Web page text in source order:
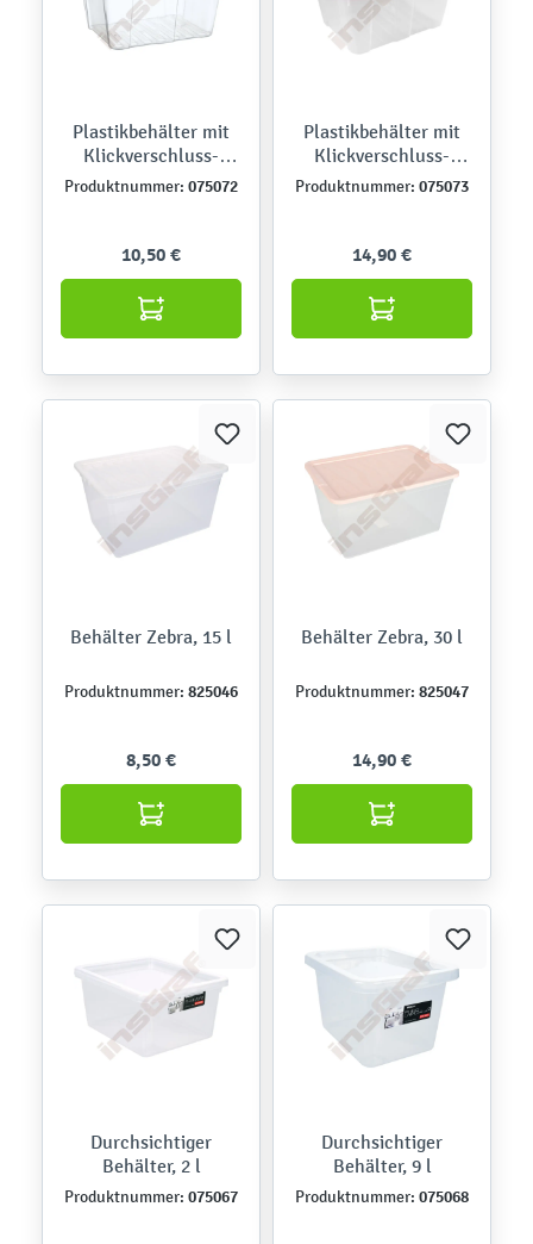
Plastikbehälter mit
Klickverschluss-
Deckel, Midi, 15 l
Produktnummer: 075072
10,50 €
Plastikbehälter mit
Klickverschluss-
Deckel, Maxi, 30 l
Produktnummer: 075073
14,90 €
Behälter Zebra, 15 l
Produktnummer: 825046
8,50 €
Behälter Zebra, 30 l
Produktnummer: 825047
14,90 €
Durchsichtiger
Behälter, 2 l
Produktnummer: 075067
Durchsichtiger
Behälter, 9 l
Produktnummer: 075068